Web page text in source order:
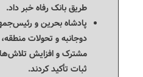
طریق بانک رفاه خبر داد.
پادشاه بحرین و
دوجانبه و تحولات
مشترک و افزایش
ثبات تأکید کردند.